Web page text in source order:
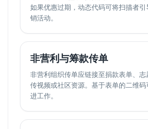
如果优惠过期，动态代码可将扫描者
销活动。
非营利与筹款传单
非营利组织传单应链接至捐款表单、
传视频或社区资源。基于表单的二维
进工作。